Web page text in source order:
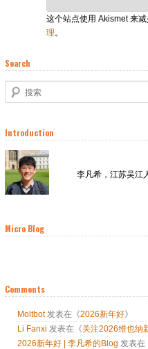
这个站点使用 Akismet 来减
理。
Search
搜索
Introduction
李凡希，江苏吴江人
Micro Blog
Comments
Moltbot发表在《2026新年好》
Li Fanxi 发表在《关注2026维也纳
2026新年好 | 李凡希的Blog 发表在